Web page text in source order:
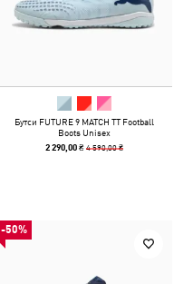
Бутси FUTURE 9 MATCH TT Football
Boots Unisex
2 290,00 ₴4 590,00 ₴
-50%